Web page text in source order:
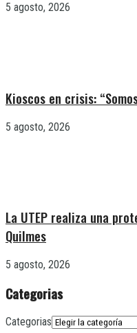
5 agosto, 2026
Kioscos en crisis:
5 agosto, 2026
La UTEP realiza una
Quilmes
5 agosto, 2026
Categorias
Categorias